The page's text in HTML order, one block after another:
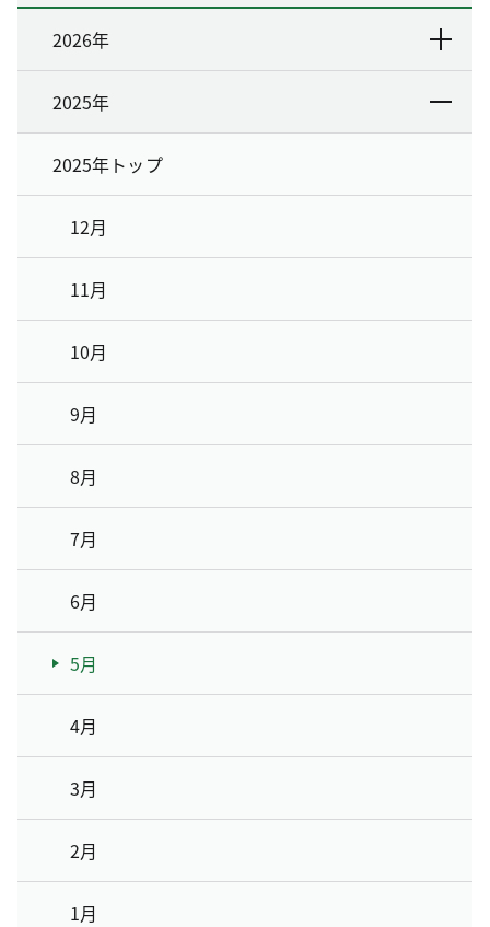
2026年
2025年
2025年トップ
12月
11月
10月
9月
8月
7月
6月
5月
4月
3月
2月
1月